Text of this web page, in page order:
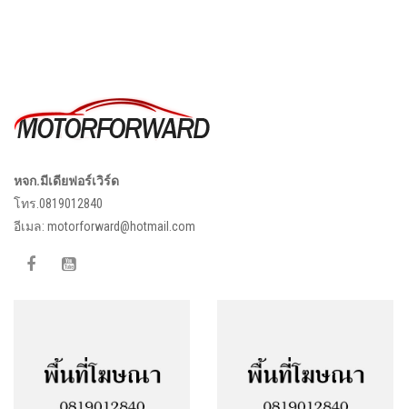
หจก.มีเดียฟอร์เวิร์ด
โทร.0819012840
อีเมล: motorforward@hotmail.com